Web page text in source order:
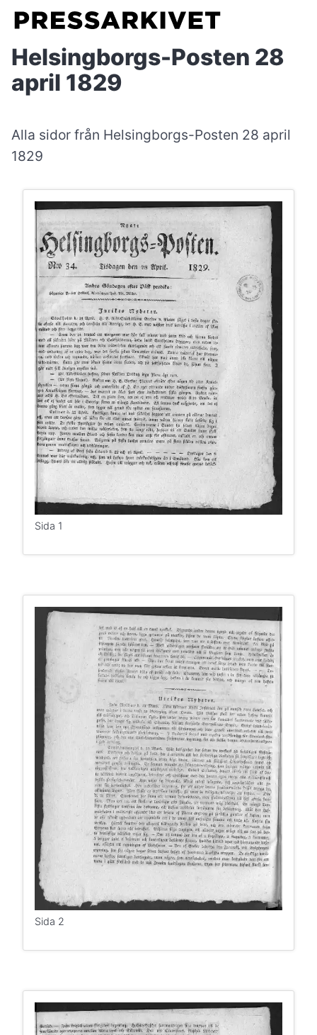
Helsingborgs-Posten 28
april 1829
Alla sidor från Helsingborgs-Posten 28 april
1829
Sida 1
Sida 2